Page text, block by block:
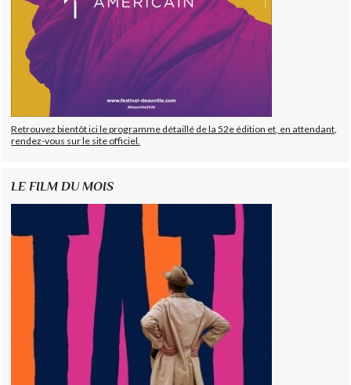
Retrouvez bientôt ici le programme détaillé de la 52e édition et, en attendant,
rendez-vous sur le site officiel.
LE FILM DU MOIS